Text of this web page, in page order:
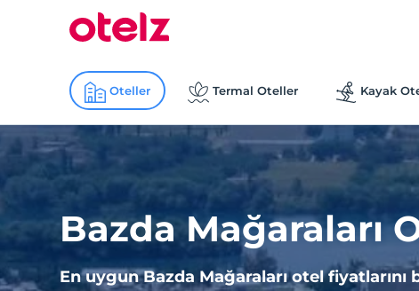
Oteller Termal Oteller Kayak
Bazda Mağaraları
En uygun Bazda Mağaraları otel fiyatlarını